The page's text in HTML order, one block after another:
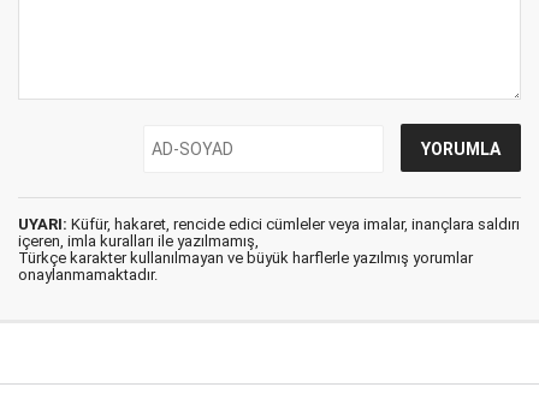
UYARI: Küfür, hakaret, rencide edici cümleler veya imalar, inançlara saldırı
içeren, imla kuralları ile yazılmamış,
Türkçe karakter kullanılmayan ve büyük harflerle yazılmış yorumlar
onaylanmamaktadır.